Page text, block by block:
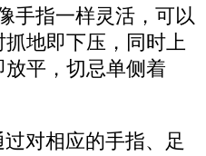
手指一样灵活，可以
地即下压，同时上
平，切忌单侧着
对相应的手指、足